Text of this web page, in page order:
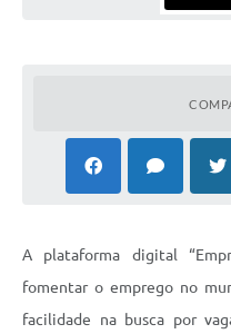
A plataforma digital
fomentar o emprego no
facilidade na busca por